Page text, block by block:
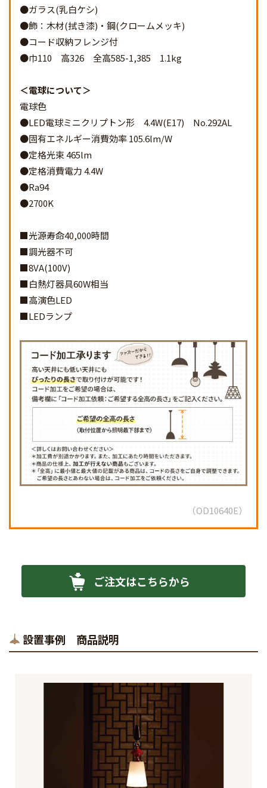
●ガラス(乳白ケシ)
●飾：木材(拭き漆)・鋼(クロームメッキ)
●コード収納フレンジ付
●巾110 高326 全高585-1,385 1.1kg
電球について
電球色
●LED電球ミニクリプトン形 4.4W(E17) No.292AL
●固有エネルギー消費効率 105.6lm/W
●定格光束 465lm
●定格消費電力 4.4W
●Ra94
●2700K
■光源寿命40,000時間
■調光器不可
■8VA(100V)
■白熱灯器具60W相当
■高演色LED
■LEDランプ
OD10640E
ご注文はこちらから
設置事例 商品説明